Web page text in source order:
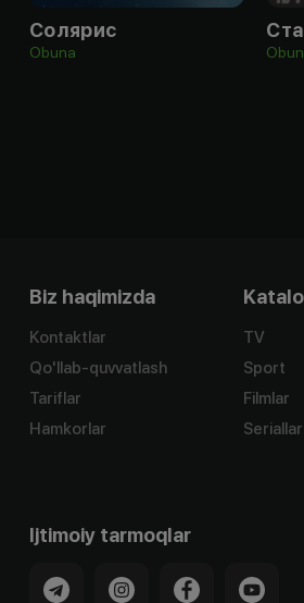
Солярис
Obuna
Biz haqimizda
Kontaktlar
Qo'llab-quvvatlash
Tariflar
Hamkorlar
TV
Sport
Filmlar
Seriallar
Ijtimoiy tarmoqlar